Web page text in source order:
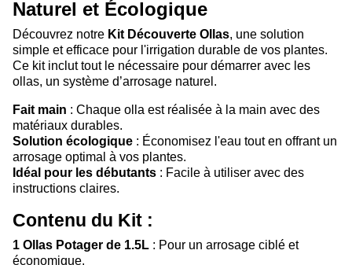
Naturel et Écologique
Découvrez notre Kit Découverte Ollas, une solution
simple et efficace pour l'irrigation durable de vos plantes.
Ce kit inclut tout le nécessaire pour démarrer avec les
ollas, un système d’arrosage naturel.
Fait main : Chaque olla est réalisée à la main avec des
matériaux durables.
Solution écologique : Économisez l'eau tout en offrant un
arrosage optimal à vos plantes.
Idéal pour les débutants : Facile à utiliser avec des
instructions claires.
Contenu du Kit :
1 Ollas Potager de 1.5L : Pour un arrosage ciblé et
économique.